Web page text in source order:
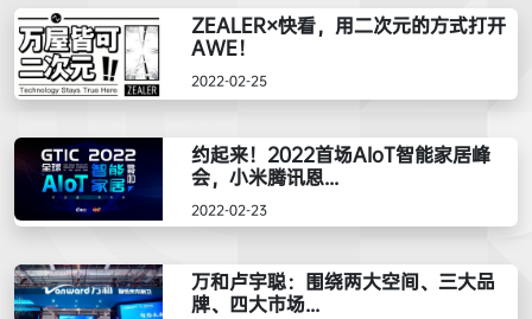
ZEALER×快看，用二次元的方式打开
AWE！
2022-02-25
约起来！2022首场AIoT智能家居峰
会，小米腾讯恩...
2022-02-23
万和卢宇聪：围绕两大空间、三大品
牌、四大市场...